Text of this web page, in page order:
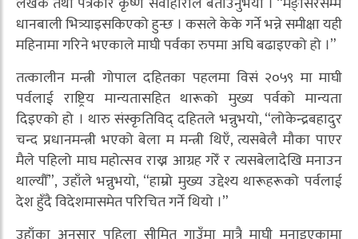
धानबाली भित्र्याइसकिएको हुन्छ । कसले केके गर्ने भन्ने समीक्षा यही
महिनामा गरिने भएकाले माघी पर्वका रुपमा अघि बढाइएको हो ।”
तत्कालीन मन्त्री गोपाल दहितका पहलमा विसं २०५९ मा माघी
पर्वलाई राष्ट्रिय मान्यतासहित थारूको मुख्य पर्वको मान्यता
दिइएको हो । थारु संस्कृतिविद् दहितले भन्नुभयो, “लोकेन्द्रबहादुर
चन्द प्रधानमन्त्री भएको बेला म मन्त्री थिएँ, त्यसबेलै मौका पाएर
मैले पहिलो माघ महोत्सव राख्न आग्रह गरेँ र त्यसबेलादेखि मनाउन
थाल्यौँ”, उहाँले भन्नुभयो, “हाम्रो मुख्य उद्देश्य थारूहरूको पर्वलाई
देश हुँदै विदेशमासमेत परिचित गर्ने थियो ।”